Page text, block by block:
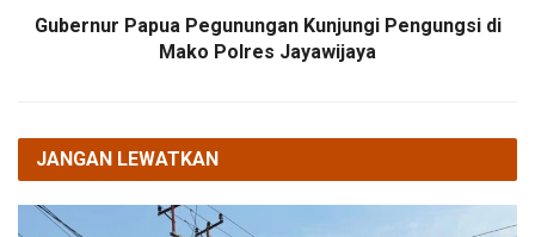
Gubernur Papua Pegunungan Kunjungi Pengungsi di
Mako Polres Jayawijaya
JANGAN LEWATKAN